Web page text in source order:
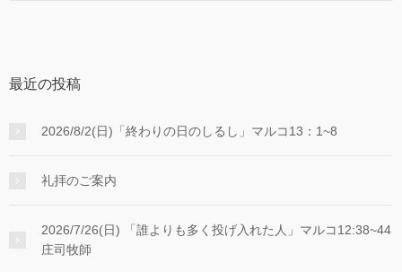
最近の投稿
2026/8/2(日)「終わりの日のしるし」マルコ13：1~8
礼拝のご案内
2026/7/26(日) 「誰よりも多く投げ入れた人」マルコ12:38~44
庄司牧師